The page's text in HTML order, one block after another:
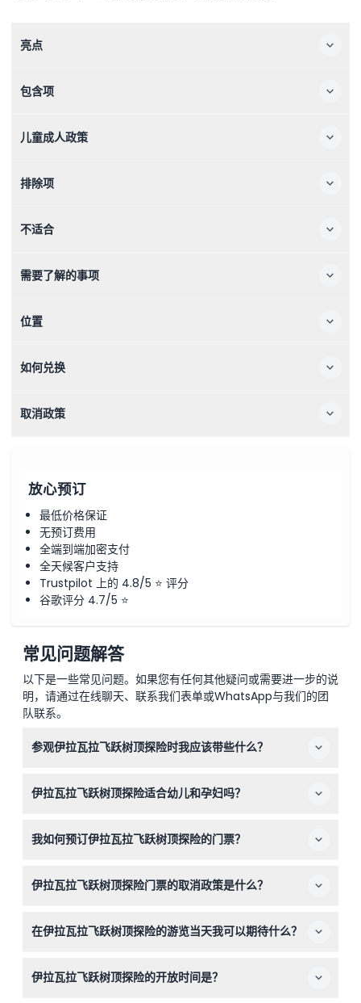
亮点
包含项
儿童成人政策
排除项
不适合
需要了解的事项
位置
如何兑换
取消政策
放心预订
最低价格保证
无预订费用
全端到端加密支付
全天候客户支持
Trustpilot 上的 4.8/5 ⭐ 评分
谷歌评分 4.7/5 ⭐
常见问题解答
以下是一些常见问题。如果您有任何其他疑问或需要进一步的说
明，请通过在线聊天、联系我们表单或WhatsApp与我们的团
队联系。
参观伊拉瓦拉飞跃树顶探险时我应该带些什么？
景色，但请注意现场不允许携带外来食物和饮料。
伊拉瓦拉飞跃树顶探险适合幼儿和孕妇吗？
同。该体验不适合孕妇或非常年幼的婴儿。
我如何预订伊拉瓦拉飞跃树顶探险的门票？
用日期和时间，以确保您的访问。
伊拉瓦拉飞跃树顶探险门票的取消政策是什么？
排预订正确的日期和时间。
在伊拉瓦拉飞跃树顶探险的游览当天我可以期待什么？
您将享受1.5公里的树顶徒步导览，攀登45米高的骑士塔，
伊拉瓦拉飞跃树顶探险的开放时间是？